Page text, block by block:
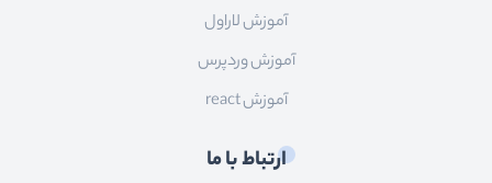
آموزش لاراول
آموزش وردپرس
آموزش react
ارتباط با ما